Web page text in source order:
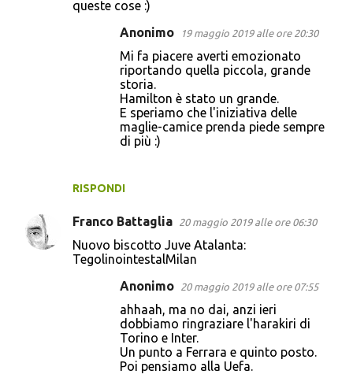
queste cose :)
RISPONDI
Anonimo 19 maggio 2019 alle ore 20:30
Mi fa piacere averti emozionato
riportando quella piccola, grande
storia.
Hamilton è stato un grande.
E speriamo che l'iniziativa delle
maglie-camice prenda piede sempre
di più :)
Franco Battaglia 20 maggio 2019 alle ore 06:30
Nuovo biscotto Juve Atalanta:
TegolinointestalMilan
Anonimo 20 maggio 2019 alle ore 07:55
ahhaah, ma no dai, anzi ieri
dobbiamo ringraziare l'harakiri di
Torino e Inter.
Un punto a Ferrara e quinto posto.
Poi pensiamo alla Uefa.